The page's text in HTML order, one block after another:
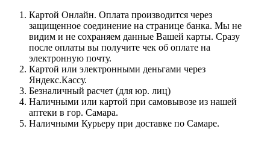
Картой Онлайн. Оплата производится через
защищенное соединение на странице банка. Мы не
видим и не сохраняем данные Вашей карты. Сразу
после оплаты вы получите чек об оплате на
электронную почту.
Картой или электронными деньгами через
Яндекс.Кассу.
Безналичный расчет (для юр. лиц)
Наличными или картой при самовывозе из нашей
аптеки в гор. Самара.
Наличными Курьеру при доставке по Самаре.